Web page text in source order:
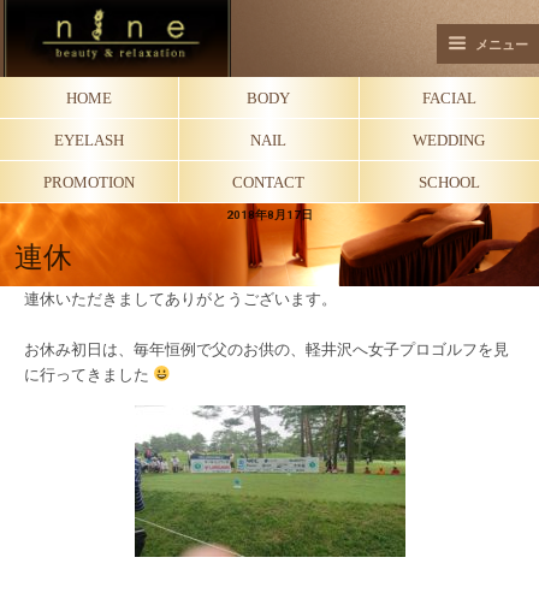
メニュー
HOME BODY FACIAL
EYELASH NAIL WEDDING
PROMOTION CONTACT SCHOOL
2018年8月17日
連休
連休いただきましてありがとうございます。
お休み初日は、毎年恒例で父のお供の、軽井沢へ女子プロゴルフを見
に行ってきました